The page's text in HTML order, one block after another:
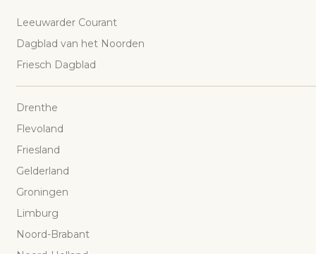
Leeuwarder Courant
Dagblad van het Noorden
Friesch Dagblad
Drenthe
Flevoland
Friesland
Gelderland
Groningen
Limburg
Noord-Brabant